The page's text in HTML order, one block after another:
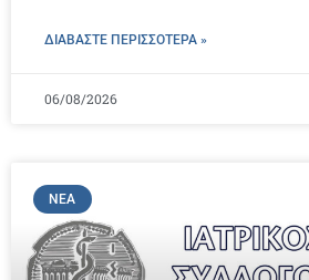
ΔΙΑΒΑΣΤΕ ΠΕΡΙΣΣΌΤΕΡΑ »
06/08/2026
ΝΈΑ